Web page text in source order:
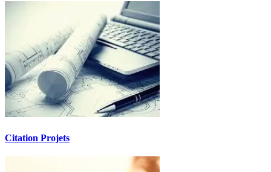
Citation Projets